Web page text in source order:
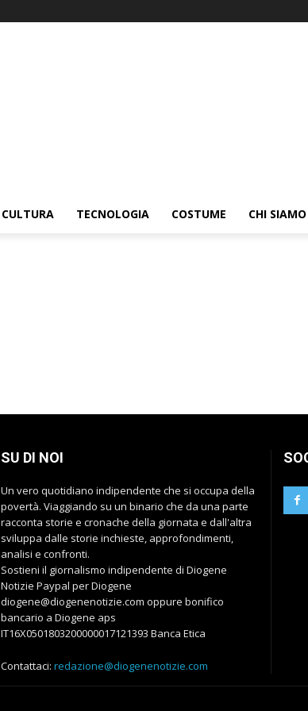
CULTURA TECNOLOGIA COSTUME CHI SIAMO
SU DI NOI
Un vero quotidiano indipendente che si occupa della
povertà. Viaggiando su un binario che da una parte
racconta storie e cronache della giornata e dall'altra
sviluppa dalle storie inchieste, approfondimenti,
analisi e confronti.
Sostieni il giornalismo indipendente di Diogene
Notizie Paypal per Diogene
diogene@diogenenotizie.com oppure bonifico
bancario a Diogene aps
IT16X0501803200000017121393 Banca Etica
Contattaci: redazione@diogenenotizie.com